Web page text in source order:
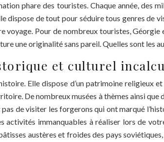
phare des touristes. Chaque année,
dispose de tout pour séduire tous genres de
voyage. Pour de nombreux touristes,
une originalité sans pareil. Quelles sont les
et culturel
Elle dispose d’un patrimoine
De nombreux musées à thèmes ainsi
pas de visiter les forgerons qui ont marqué
activités immanquables à réaliser lors de
bâtisses austères et froides des pays